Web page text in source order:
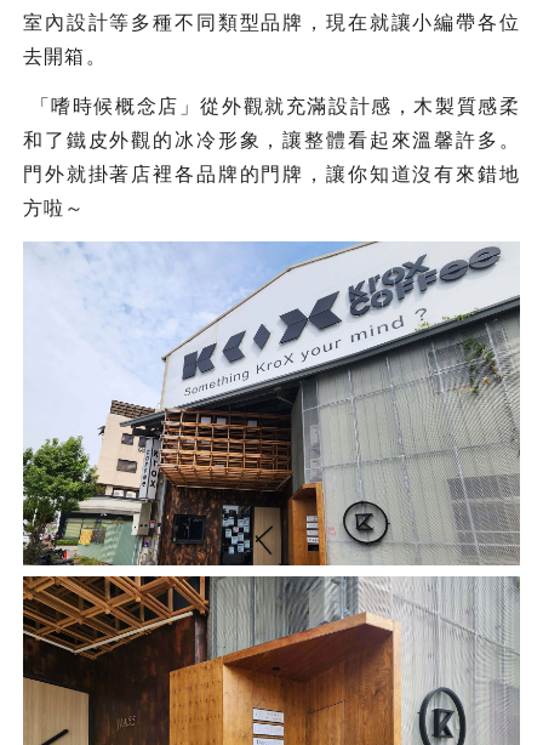
室內設計等多種不同類型品牌，現在就讓小編帶各位
去開箱。
「嗜時候概念店」從外觀就充滿設計感，木製質感柔
和了鐵皮外觀的冰冷形象，讓整體看起來溫馨許多。
門外就掛著店裡各品牌的門牌，讓你知道沒有來錯地
方啦～